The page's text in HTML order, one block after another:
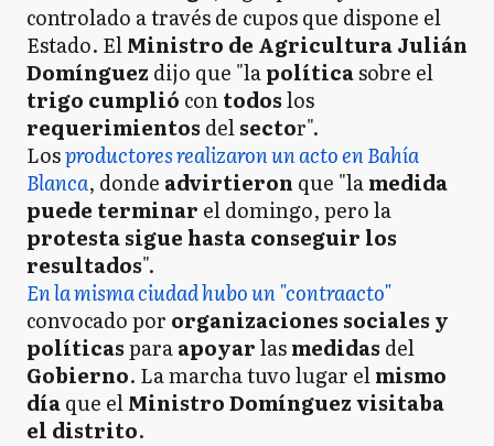
controlado a través de cupos que dispone el
Estado. ElMinistro de Agricultura Julián
Domínguez dijo que "lapolíticasobre el
trigo cumplió contodoslos
requerimientos delsector".
Losproductores realizaron un acto en Bahía
Blanca, donde advirtieron que "lamedida
puede terminar el domingo, pero la
protesta sigue hasta conseguir los
resultados".
En la misma ciudad hubo un "contraacto"
convocado por organizaciones sociales y
políticasparaapoyarlasmedidas del
Gobierno. La marcha tuvo lugar elmismo
díaque elMinistroDomínguez visitaba
el distrito.